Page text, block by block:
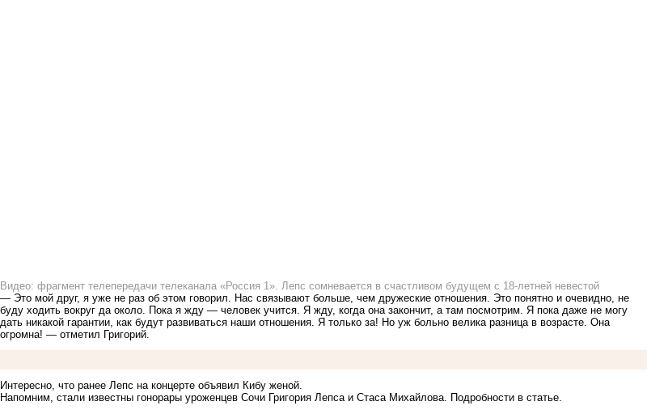
Видео: фрагмент телепередачи телеканала «Россия 1». Лепс сомневается в счастливом будущем с 18-летней невестой
— Это мой друг, я уже не раз об этом говорил. Нас связывают больше, чем дружеские отношения. Это понятно и очевидно, не
буду ходить вокруг да около. Пока я жду — человек учится. Я жду, когда она закончит, а там посмотрим. Я пока даже не могу
дать никакой гарантии, как будут развиваться наши отношения. Я только за! Но уж больно велика разница в возрасте. Она
огромна! — отметил Григорий.
Интересно, что ранее Лепс на концерте объявил Кибу женой.
Напомним, стали известны гонорары уроженцев Сочи Григория Лепса и Стаса Михайлова. Подробности в статье.